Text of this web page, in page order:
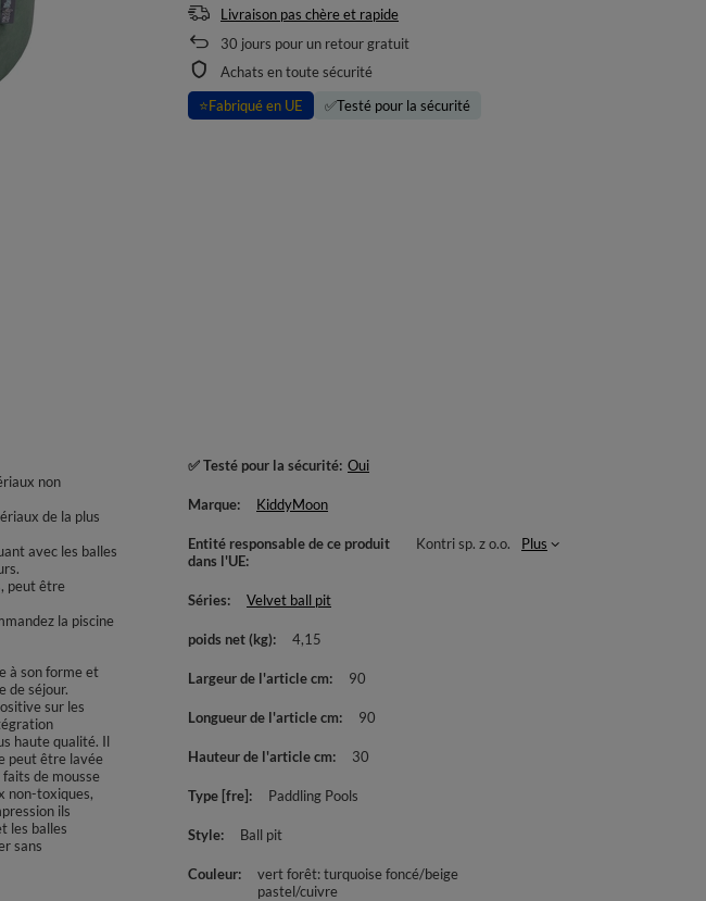
Livraison pas chère et rapide
30 jours pour un retour gratuit
Achats en toute sécurité
⭐Fabriqué en UE ✅Testé pour la sécurité
non
de la plus
avec les balles
peut être
la piscine
à son forme et
de séjour.
sur les
haute qualité. Il
peut être lavée
de mousse
non-toxiques,
ils
les balles
sans
✅ Testé pour la sécurité Oui
Marque KiddyMoon
Entité responsable de ce produit
dans l'UE
Kontri sp. z o.o. Plus
Séries Velvet ball pit
poids net (kg) 4,15
Largeur de l'article cm 90
Longueur de l'article cm 90
Hauteur de l'article cm 30
Type [fre] Paddling Pools
Style Ball pit
Couleur
vert forêt: turquoise foncé/beige
pastel/cuivre